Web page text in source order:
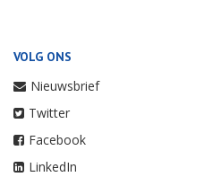
VOLG ONS
Nieuwsbrief
Twitter
Facebook
LinkedIn